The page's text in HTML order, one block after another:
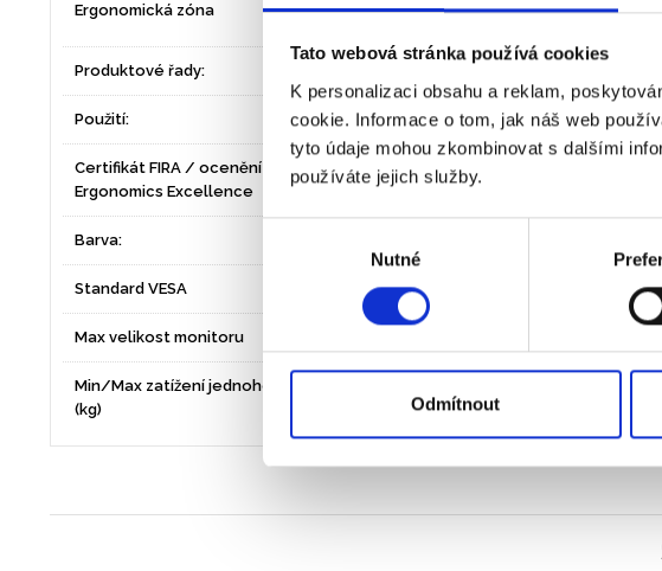
Tato webová stránka používá cookies
K personalizaci obsahu a reklam,
cookie. Informace o tom, jak náš web
tyto údaje mohou zkombinovat s dalšími
používáte jejich služby.
Nutné
Odmítnout
Ergonomická zóna
Produktové řady:
Použití: Stálé pracoviště
Certifikát FIRA / ocenění FIRA
Ergonomics Excellence
Certifikát FIRA
Barva:
Standard VESA 75x75, 100x100
Max velikost monitoru
Min/Max zatížení jednoho ramene
(kg)